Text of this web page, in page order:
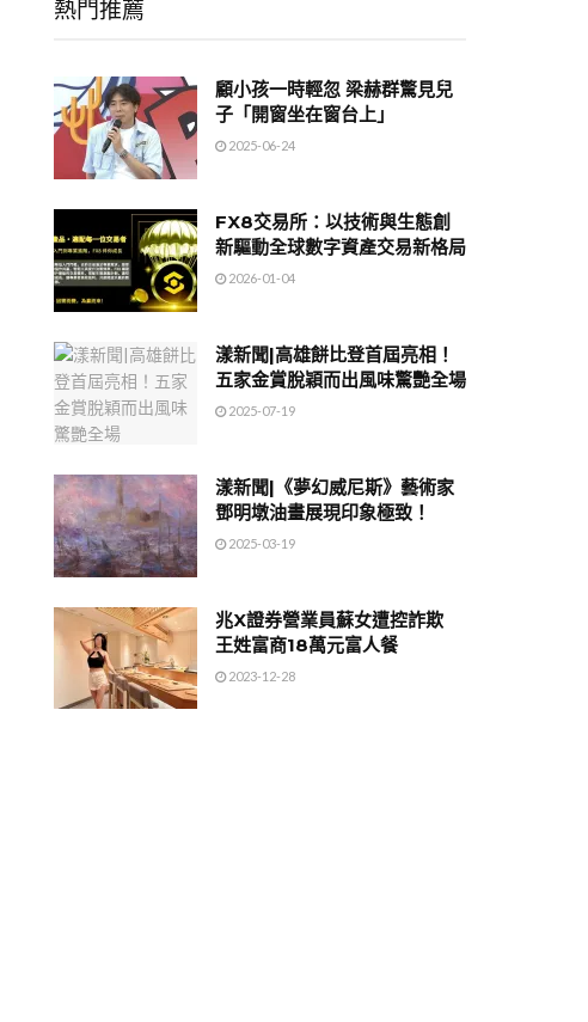
熱門推薦
顧小孩一時輕忽 梁赫群驚見兒
子「開窗坐在窗台上」
2025-06-24
FX8交易所：以技術與生態創
新驅動全球數字資產交易新格局
2026-01-04
漾新聞|高雄餅比登首屆亮相！
五家金賞脫穎而出風味驚艷全場
2025-07-19
漾新聞|《夢幻威尼斯》藝術家
鄧明墩油畫展現印象極致！
2025-03-19
兆X證券營業員蘇女遭控詐欺
王姓富商18萬元富人餐
2023-12-28